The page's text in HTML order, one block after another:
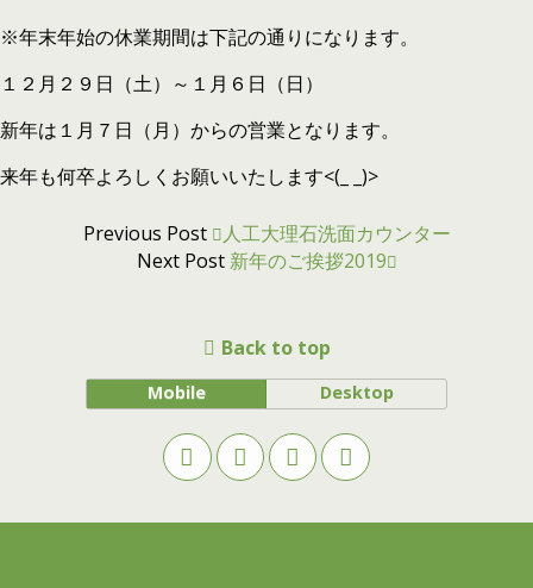
※年末年始の休業期間は下記の通りになります。
１２月２９日（土）～１月６日（日）
新年は１月７日（月）からの営業となります。
来年も何卒よろしくお願いいたします<(_ _)>
Previous Post
人工大理石洗面カウンター
Next Post 新年のご挨拶2019
Back to top
Mobile Desktop